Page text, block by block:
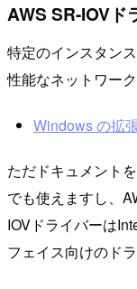
AWS SR-IOVド
特定のインスタン
性能なネットワー
Windows の拡
ただドキュメント
でも使えますし、
IOVドライバーは
フェイス向けのド